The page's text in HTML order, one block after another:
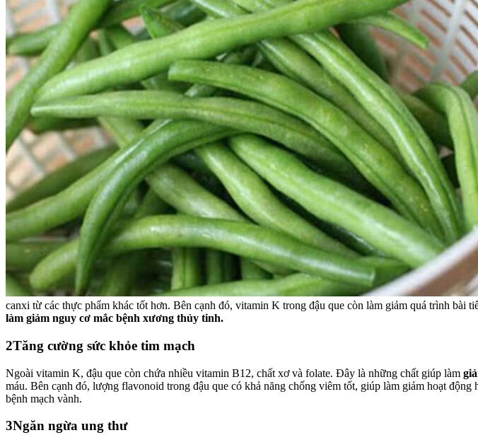
canxi từ các thực phẩm khác tốt hơn. Bên cạnh đó, vitamin K trong đậu que còn làm giảm quá trình bài
làm giảm nguy cơ mắc bệnh xương thủy tinh.
2Tăng cường sức khỏe tim mạch
Ngoài vitamin K, đậu que còn chứa nhiều vitamin B12, chất xơ và folate. Đây là những chất giúp làm
máu. Bên cạnh đó, lượng flavonoid trong đậu que có khả năng chống viêm tốt, giúp làm giảm hoạt
bệnh mạch vành.
3Ngăn ngừa ung thư